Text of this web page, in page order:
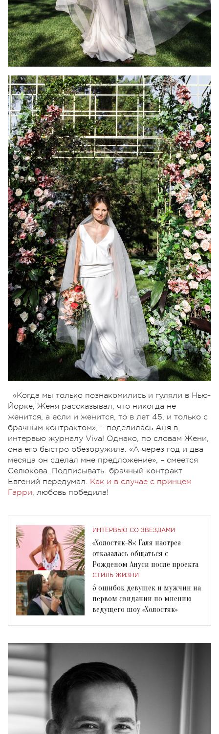
«Когда мы только познакомились и гуляли в Нью-
Йорке, Женя рассказывал, что никогда не
женится, а если и женится, то в лет 45, и только с
брачным контрактом», – поделилась Аня в
интервью журналу Viva! Однако, по словам Жени,
она его быстро обезоружила. «А через год и два
месяца он сделал мне предложение», – смеется
Селюкова. Подписывать брачный контракт
Евгений передумал. Как и в случае с принцем
Гарри, любовь победила!
ИНТЕРВЬЮ СО ЗВЕЗДАМИ
«Холостяк-8»: Галя наотрез
отказалась общаться с
Рожденом Ануси после проекта
СТИЛЬ ЖИЗНИ
5 ошибок девушек и мужчин на
первом свидании по мнению
ведущего шоу «Холостяк»